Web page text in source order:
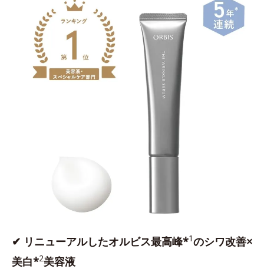
✔ リニューアルしたオルビス最高峰*1のシワ改善×
美白*2美容液